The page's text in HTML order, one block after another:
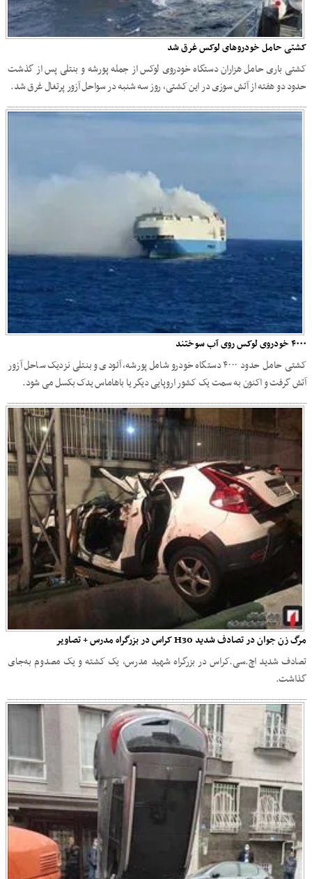
کشتی حامل خودروهای لوکس غرق شد
کشتی باری حامل هزاران دستگاه خودروی لوکس از جمله پورشه و بنتلی پس از گذشت
حدود دو هفته از آتش سوزی در این کشتی، روز سه شنبه در سواحل آزور پرتغال غرق شد.
۴۰۰۰ خودروی لوکس روی آب سوختند
کشتی حامل حدود ۴۰۰۰ دستگاه خودرو شامل پورشه، آئودی و بنتلی نزدیک ساحل آزور
آتش گرفت و اکنون به سمت یک کشور اروپایی دیگر یا باهاماس یدک بکسل می شود.
مرگ زن جوان در تصادف شدید H30 کراس در بزرگراه مدرس + تصاویر
تصادف شدید اچ.سی.کراس در بزرگراه شهید مدرس، یک کشته و یک مصدوم به‌جای
گذاشت.